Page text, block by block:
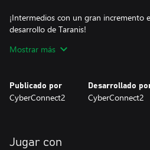
¡Intermedios con un gran incremento
desarrollo de Taranis!
posible desbloquear sus habilidades
¡Progreso de rutas y batallas de
estratégicos!
En las rutas, te aguardan nuevas e
potencial latente de Taranis, y la
te permitirá interactuar con personajes
Mostrar más
Publicado por
CyberConnect2
Desarrollado
CyberConnect2
Jugar con